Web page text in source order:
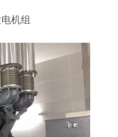
机组